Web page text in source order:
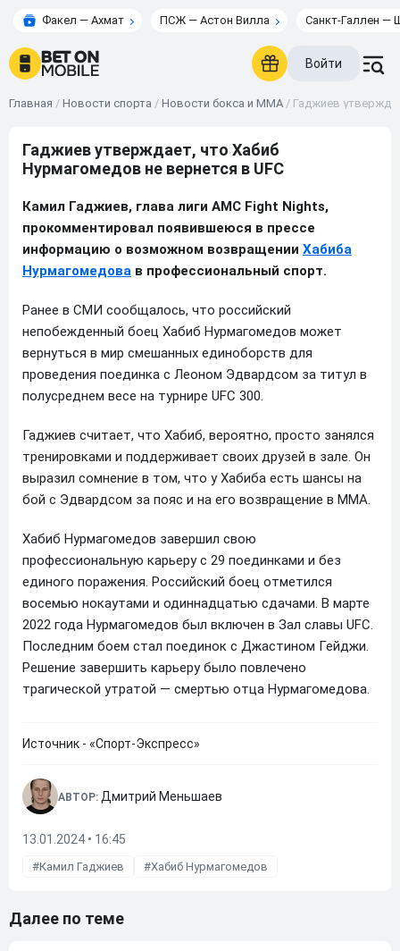
Факел — Ахмат ПСЖ — Астон Вилла Санкт-Галлен —
Войти
Главная / Новости спорта / Новости бокса и ММА / Гаджиев
Гаджиев утверждает, что Хабиб
Нурмагомедов не вернется в UFC
Камил Гаджиев, глава лиги AMC Fight Nights,
прокомментировал появившеюся в прессе
информацию о возможном возвращении Хабиба
Нурмагомедова в профессиональный спорт.
Ранее в СМИ сообщалось, что российский
непобежденный боец Хабиб Нурмагомедов может
вернуться в мир смешанных единоборств для
проведения поединка с Леоном Эдвардсом за титул в
полусреднем весе на турнире UFC 300.
Гаджиев считает, что Хабиб, вероятно, просто занялся
тренировками и поддерживает своих друзей в зале. Он
выразил сомнение в том, что у Хабиба есть шансы на
бой с Эдвардсом за пояс и на его возвращение в MMA.
Хабиб Нурмагомедов завершил свою
профессиональную карьеру с 29 поединками и без
единого поражения. Российский боец отметился
восемью нокаутами и одиннадцатью сдачами. В марте
2022 года Нурмагомедов был включен в Зал славы UFC.
Последним боем стал поединок с Джастином Гейджи.
Решение завершить карьеру было повлечено
трагической утратой — смертью отца Нурмагомедова.
Источник - «Спорт-Экспресс»
АВТОР: Дмитрий Меньшаев
13.01.2024 • 16:45
Камил Гаджиев Хабиб Нурмагомедов
Далее по теме